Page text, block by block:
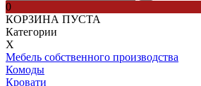
0
КОРЗИНА ПУСТА
Категории
Х
Мебель собственного производства
Комоды
Кровати